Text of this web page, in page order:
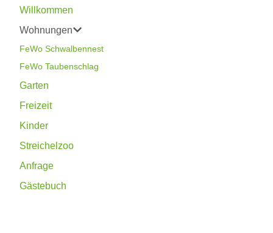
Willkommen
Wohnungen
FeWo Schwalbennest
FeWo Taubenschlag
Garten
Freizeit
Kinder
Streichelzoo
Anfrage
Gästebuch